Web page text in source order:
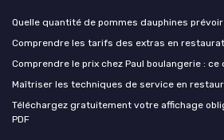
Quelle quantité de pommes dauphines
Comprendre les tarifs des extras en
Comprendre le prix chez Paul boulangerie : ce
Maîtriser les techniques de service en
Téléchargez gratuitement votre affichage
PDF